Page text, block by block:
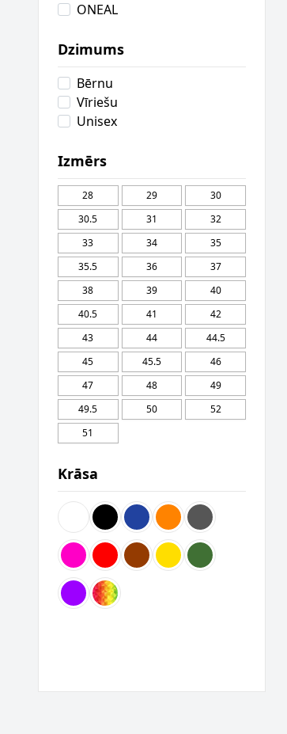
ONEAL
Dzimums
Bērnu
Vīriešu
Unisex
Izmērs
28 29
30
30.5
31
32
33
34
35
35.5
36
37
38
39
40
40.5
41
42
43
44
44.5
45
45.5
46
47
48
49
49.5
50
52
51
Krāsa